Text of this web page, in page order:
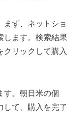
まず、ネットショ
します。検索結果
クリックして購入
す。朝日米の個
して、購入を完了